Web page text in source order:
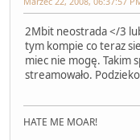
2Mbit neostrada </3
tym kompie co teraz
miec nie mogę. Takim
streamowało.
HATE ME MOAR!